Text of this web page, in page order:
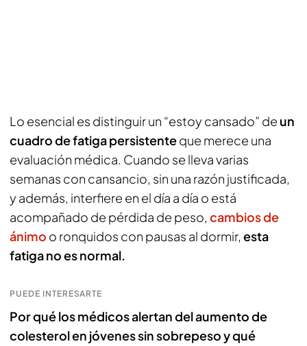
Lo esencial es distinguir un “estoy cansado” de un
cuadro de fatiga persistenteque merece una
evaluación médica. Cuando se lleva varias
semanas con cansancio, sin una razón justificada,
y además, interfiere en el día a día o está
acompañado de pérdida de peso, cambios de
ánimo o ronquidos con pausas al dormir, esta
fatiga no es normal.
PUEDE INTERESARTE
Por qué los médicos alertan del aumento de
colesterol en jóvenes sin sobrepeso y qué